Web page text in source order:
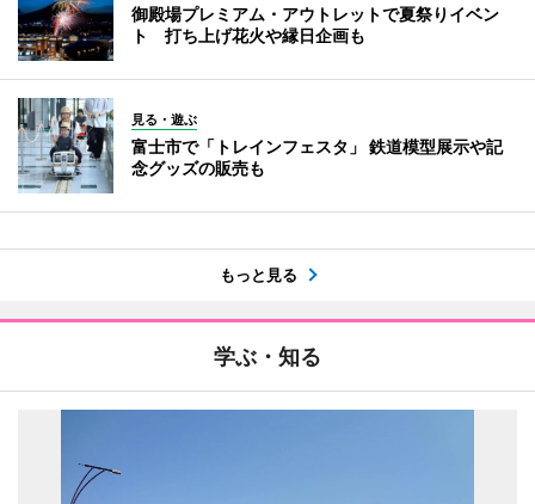
御殿場プレミアム・アウトレットで夏祭りイベン
ト 打ち上げ花火や縁日企画も
見る・遊ぶ
富士市で「トレインフェスタ」 鉄道模型展示や記
念グッズの販売も
もっと見る
学ぶ・知る